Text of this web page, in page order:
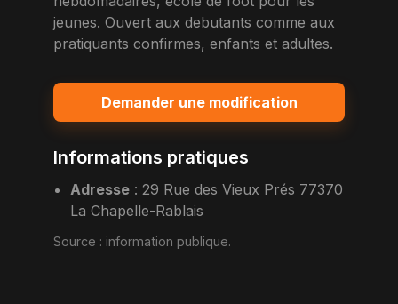
jeunes. Ouvert aux debutants comme aux
pratiquants confirmes, enfants et adultes.
Demander une modification
Informations pratiques
Adresse :29 Rue des Vieux Prés 77370
La Chapelle-Rablais
Source : information publique.